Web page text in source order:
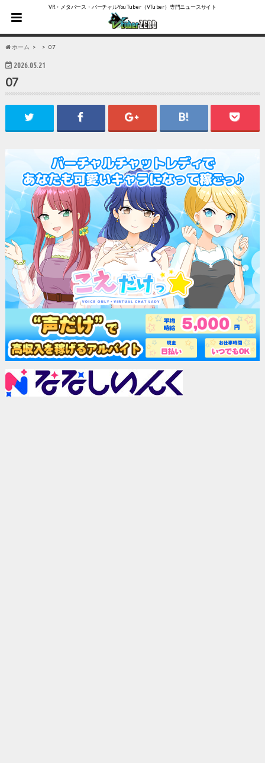
VR・メタバース・バーチャルYouTuber（VTuber）専門ニュースサイト
ホーム 07
2026.05.21
07